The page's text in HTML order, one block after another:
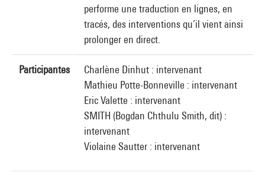
performe une traduction en lignes, en
tracés, des interventions qu’il vient ainsi
prolonger en direct.
Participantes
Charlène Dinhut : intervenant
Mathieu Potte-Bonneville : intervenant
Eric Valette : intervenant
SMITH (Bogdan Chthulu Smith, dit) :
intervenant
Violaine Sautter : intervenant